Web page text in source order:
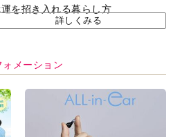
を招き入れる暮らし方
詳しくみる
ォメーション